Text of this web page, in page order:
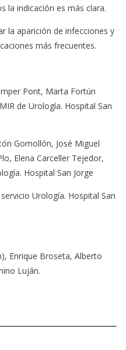
la indicación es más clara.
la aparición de infecciones y
más frecuentes.
Pont, Marta Fortún
de Urología. Hospital San
Gomollón, José Miguel
Elena Carceller Tejedor,
Hospital San Jorge
Urología. Hospital San
Enrique Broseta, Alberto
Luján.